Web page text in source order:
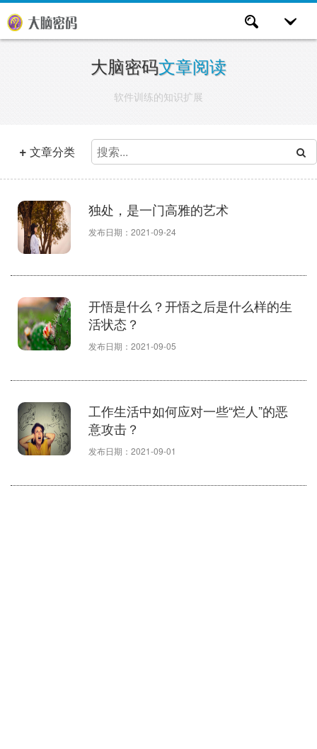
大脑密码文章阅读
软件训练的知识扩展
+ 文章分类
独处，是一门高雅的艺术
发布日期：2021-09-24
开悟是什么？开悟之后是什么样的生
活状态？
发布日期：2021-09-05
工作生活中如何应对一些“烂人”的恶
意攻击？
发布日期：2021-09-01